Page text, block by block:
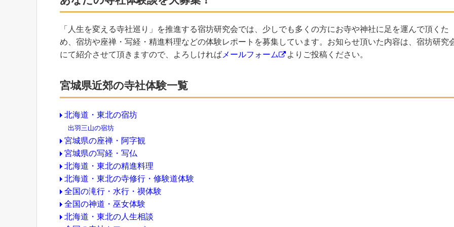
「人生を変える寺社巡り」を推進する宿坊研究会では、少しでも多くの方にお寺や神社に足を運んで頂くた
め、宿坊や座禅・写経・精進料理などの体験レポートを募集しています。お知らせ頂いた内容は、宿坊研究
にて紹介させて頂きますので、よろしければ メールフォーム よりご投稿ください。
宮城県近郊の寺社体験一覧
北海道・東北の宿坊
出羽三山の宿坊
宮城県の座禅・阿字観
宮城県の写経・写仏
北海道・東北の精進料理
北海道・東北の寺修行・修験道体験
全国の滝行・水行・禊体験
全国の神道・巫女体験
北海道・東北の人生相談